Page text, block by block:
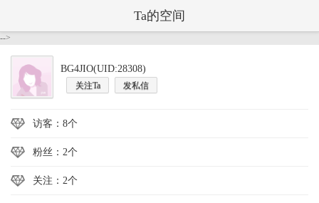
Ta的空间
-->
BG4JIO(UID:28308)
关注Ta 发私信
访客：8个
粉丝：2个
关注：2个